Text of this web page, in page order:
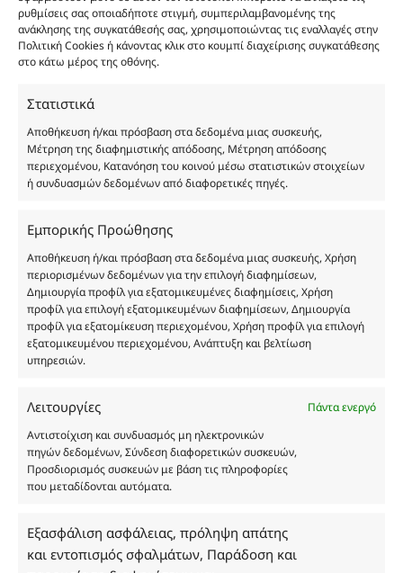
ρυθμίσεις σας οποιαδήποτε στιγμή, συμπεριλαμβανομένης της
ανάκλησης της συγκατάθεσής σας, χρησιμοποιώντας τις εναλλαγές στην
Πολιτική Cookies ή κάνοντας κλικ στο κουμπί διαχείρισης συγκατάθεσης
στο κάτω μέρος της οθόνης.
Στατιστικά
Αποθήκευση ή/και πρόσβαση στα δεδομένα μιας συσκευής,
Μέτρηση της διαφημιστικής απόδοσης, Μέτρηση απόδοσης
περιεχομένου, Κατανόηση του κοινού μέσω στατιστικών στοιχείων
ή συνδυασμών δεδομένων από διαφορετικές πηγές.
Εμπορικής Προώθησης
Αποθήκευση ή/και πρόσβαση στα δεδομένα μιας συσκευής, Χρήση
περιορισμένων δεδομένων για την επιλογή διαφημίσεων,
Δημιουργία προφίλ για εξατομικευμένες διαφημίσεις, Χρήση
προφίλ για επιλογή εξατομικευμένων διαφημίσεων, Δημιουργία
προφίλ για εξατομίκευση περιεχομένου, Χρήση προφίλ για επιλογή
εξατομικευμένου περιεχομένου, Ανάπτυξη και βελτίωση
υπηρεσιών.
Λειτουργίες
Πάντα ενεργό
Αντιστοίχιση και συνδυασμός μη ηλεκτρονικών
πηγών δεδομένων, Σύνδεση διαφορετικών συσκευών,
Προσδιορισμός συσκευών με βάση τις πληροφορίες
που μεταδίδονται αυτόματα.
Εξασφάλιση ασφάλειας, πρόληψη απάτης
και εντοπισμός σφαλμάτων, Παράδοση και
Συστατικά:Alcohol Denat, Aqua, PEG-40 Hydrogenated Castor Oil, Parfum,
Benzyl Alcohol, Benzyl Benzoate, Benzyl Salicylate, Cinnamal, Cinnamyl
Alcohol, Citronellol, Coumarin, Evernia Furfuracea Extract, Evernia
Prunastri Extract, Eugenol, Geraniol, Hydroxycitronellal, Isoeugenol,
Limonene, Linalool, CI 19140
Οι φωτογραφίες των προϊόντων είναι ενδεικτικές
και δεν είναι προς πώληση το εικονιζόμενο προϊόν.
Σκοπός τους είναι η διευκόλυνση της επιλογής σας.
Σε καμία περίπτωση δεν αντιστοιχούν στα
αυθεντικά αρώματα και δεν ανταποκρίνονται στην
πραγματικότητα. Πρόθεση της επιχείρησης μας δεν
είναι η παραπλάνηση και η εξαπάτηση του
καταναλωτή. Όλα μας τα προϊόντα είναι τύπου, σε
αντίστοιχα αυθεντικά γνωστών οίκων. Οι
ονομασίες, οι εικόνες και τα σήματα των
προϊόντων αποτελούν αναφαίρετη και
κατοχυρωμένη εμπορικά ιδιοκτησία των
Δημιουργών-Οίκων. Οι εικόνες ενδέχεται να
Με επιφύλαξη κάθε νόμιμου δικαιώματος.